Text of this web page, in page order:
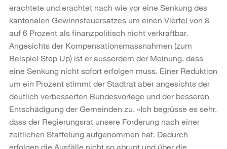
erachtete und erachtet nach wie vor eine Senkung des
kantonalen Gewinnsteuersatzes um einen Viertel von 8
auf 6 Prozent als finanzpolitisch nicht verkraftbar.
Angesichts der Kompensationsmassnahmen (zum
Beispiel Step Up) ist er ausserdem der Meinung, dass
eine Senkung nicht sofort erfolgen muss. Einer Reduktion
um ein Prozent stimmt der Stadtrat aber angesichts der
deutlich verbesserten Bundesvorlage und der besseren
Entschädigung der Gemeinden zu. «Ich begrüsse es sehr,
dass der Regierungsrat unsere Forderung nach einer
zeitlichen Staffelung aufgenommen hat. Dadurch
erfolgen die Ausfälle nicht so abrupt und über die